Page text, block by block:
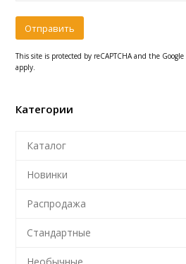
This site is protected by reCAPTCHA and the Google
apply.
Категории
Каталог
Новинки
Распродажа
Стандартные